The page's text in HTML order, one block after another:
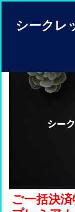
シークレ
ご一括決